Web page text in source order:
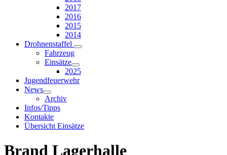
2017
2016
2015
2014
Drohnenstaffel
Fahrzeug
Einsätze
2025
Jugendfeuerwehr
News
Archiv
Infos/Tipps
Kontakte
Übersicht Einsätze
Brand Lagerhalle